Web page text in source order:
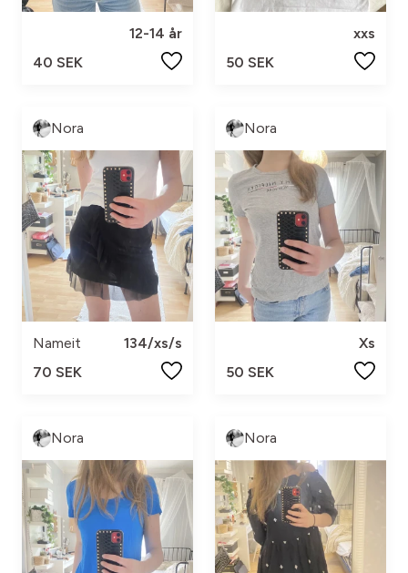
12-14 år
40 SEK
xxs
50 SEK
Nora
Nameit
134/xs/s
70 SEK
Nora
Xs
50 SEK
Nora Nora